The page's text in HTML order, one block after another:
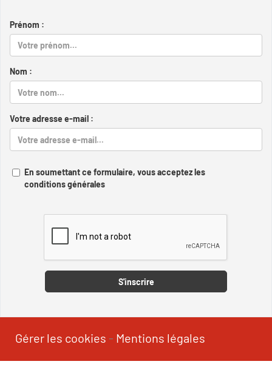
Prénom :
Nom :
Votre adresse e-mail :
En soumettant ce formulaire, vous acceptez les
conditions générales
S'inscrire
Gérer les cookies - Mentions légales